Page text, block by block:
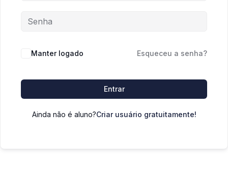
Manter logado Esqueceu a senha?
Entrar
Ainda não é aluno?Criar usuário gratuitamente!